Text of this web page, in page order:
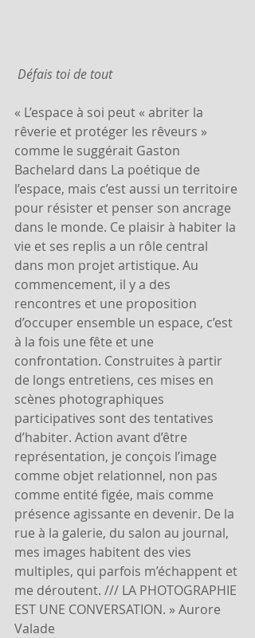
Défais toi de tout
« L’espace à soi peut « abriter la
rêverie et protéger les rêveurs »
comme le suggérait Gaston
Bachelard dans La poétique de
l’espace, mais c’est aussi un territoire
pour résister et penser son ancrage
dans le monde. Ce plaisir à habiter la
vie et ses replis a un rôle central
dans mon projet artistique. Au
commencement, il y a des
rencontres et une proposition
d’occuper ensemble un espace, c’est
à la fois une fête et une
confrontation. Construites à partir
de longs entretiens, ces mises en
scènes photographiques
participatives sont des tentatives
d’habiter. Action avant d’être
représentation, je conçois l’image
comme objet relationnel, non pas
comme entité figée, mais comme
présence agissante en devenir. De la
rue à la galerie, du salon au journal,
mes images habitent des vies
multiples, qui parfois m’échappent et
me déroutent. /// LA PHOTOGRAPHIE
EST UNE CONVERSATION. » Aurore
Valade